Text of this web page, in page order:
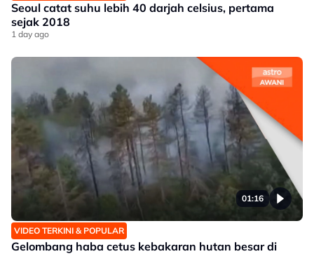
Seoul catat suhu lebih 40 darjah celsius, pertama
sejak 2018
1 day ago
01:16
VIDEO TERKINI & POPULAR
Gelombang haba cetus kebakaran hutan besar di